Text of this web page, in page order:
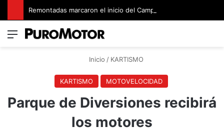
Menú
Inicio / KARTISMO
KARTISMO MOTOVELOCIDAD
Parque de Diversiones recibirá
los motores